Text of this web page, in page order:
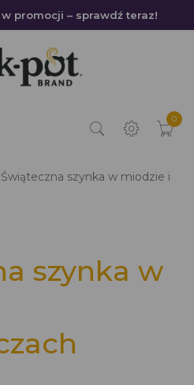
promocji – sprawdź teraz!
0
Świąteczna szynka w miodzie i
szynka w